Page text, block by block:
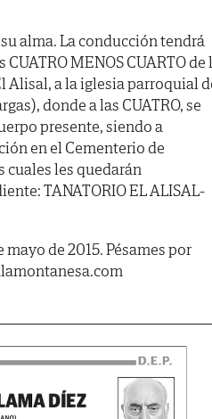
alma. La conducción tendrá
CUATRO MENOS CUARTO de
Alisal, a la iglesia parroquial
donde a las CUATRO, se
presente, siendo a
en el Cementerio de
cuales les quedarán
TANATORIO EL ALISAL-
de 2015. Pésames por